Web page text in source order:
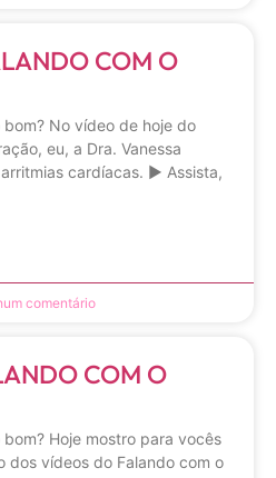
COM O
No vídeo de hoje do
eu, a Dra. Vanessa
cardíacas. ▶ Assista,
comentário
COM O
Hoje mostro para vocês
dos vídeos do Falando com o